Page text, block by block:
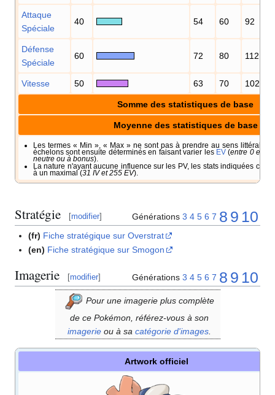
Attaque
Spéciale
40 54 60 92
Défense
Spéciale
60 72 80 112
Vitesse 50 63 70 102
Somme des statistiques de base
Moyenne des statistiques de base
Les termes « Min », « Max » ne sont pas à prendre au sens littéral. Il
échelons sont ensuite déterminés en faisant varier les EV (entre 0 et
neutre ou à bonus).
La nature n'ayant aucune influence sur les PV, les stats indiquées
à un maximal (31 IV et 255 EV).
Stratégie [modifier] Générations 3 4 5 6 7 8 9 10
(fr) Fiche stratégique sur Overstrat
(en) Fiche stratégique sur Smogon
Imagerie [modifier] Générations 3 4 5 6 7 8 9 10
Pour une imagerie plus complète
de ce Pokémon, référez-vous à son
imagerieou à sa catégorie d'images.
Artwork officiel